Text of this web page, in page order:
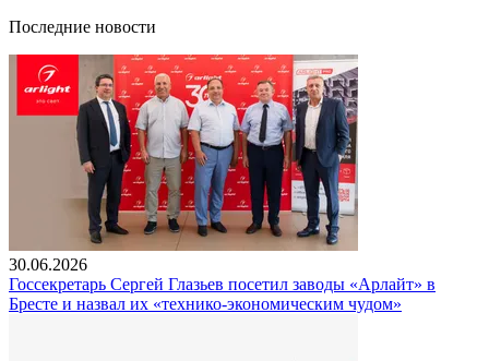
Последние новости
30.06.2026
Госсекретарь Сергей Глазьев посетил заводы «Арлайт» в
Бресте и назвал их «технико-экономическим чудом»